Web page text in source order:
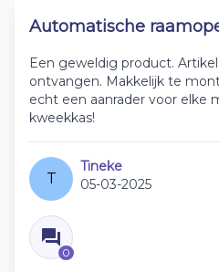
Automatische
Een geweldig product.
ontvangen. Makkelijk te
echt een aanrader voor elke
kweekkas!
T
Tineke
05-03-2025
0